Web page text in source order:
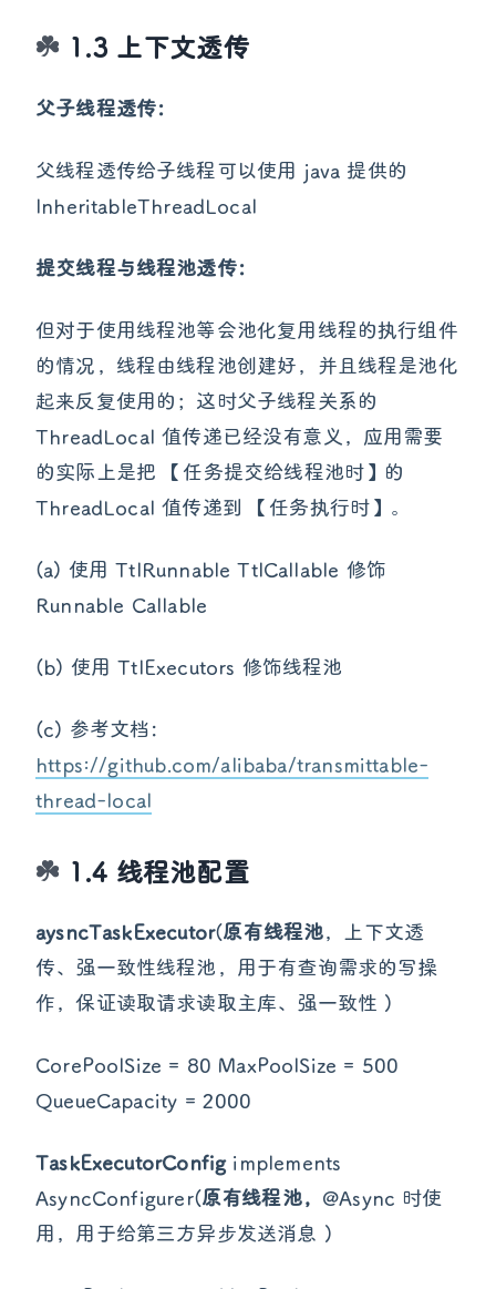
1.3 上下文透传
父子线程透传：
父线程透传给子线程可以使用 java 提供的
InheritableThreadLocal
提交线程与线程池透传：
但对于使用线程池等会池化复用线程的执行组件
的情况，线程由线程池创建好，并且线程是池化
起来反复使用的；这时父子线程关系的
ThreadLocal 值传递已经没有意义，应用需要
的实际上是把 【任务提交给线程池时】的
ThreadLocal 值传递到 【任务执行时】。
(a) 使用 TtlRunnable TtlCallable 修饰
Runnable Callable
(b) 使用 TtlExecutors 修饰线程池
(c) 参考文档：
https://github.com/alibaba/transmittable-
thread-local
1.4 线程池配置
aysncTaskExecutor(原有线程池，上下文透
传、强一致性线程池，用于有查询需求的写操
作，保证读取请求读取主库、强一致性 )
CorePoolSize = 80 MaxPoolSize = 500
QueueCapacity = 2000
TaskExecutorConfigimplements
AsyncConfigurer(原有线程池， @Async 时使
用，用于给第三方异步发送消息 )